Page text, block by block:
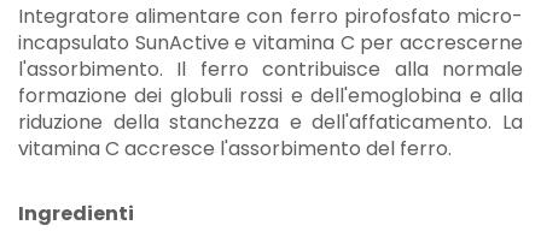
Integratore alimentare con ferro pirofosfato micro-
incapsulato SunActive e vitamina C per accrescerne
l'assorbimento. Il ferro contribuisce alla normale
formazione dei globuli rossi e dell'emoglobina e alla
riduzione della stanchezza e dell'affaticamento. La
vitamina C accresce l'assorbimento del ferro.
Ingredienti